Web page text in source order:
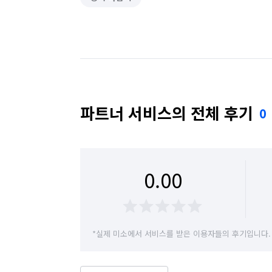
파트너 서비스의 전체 후기 0
0.00
*실제 미소에서 서비스를 받은 이용자들의 후기입니다.